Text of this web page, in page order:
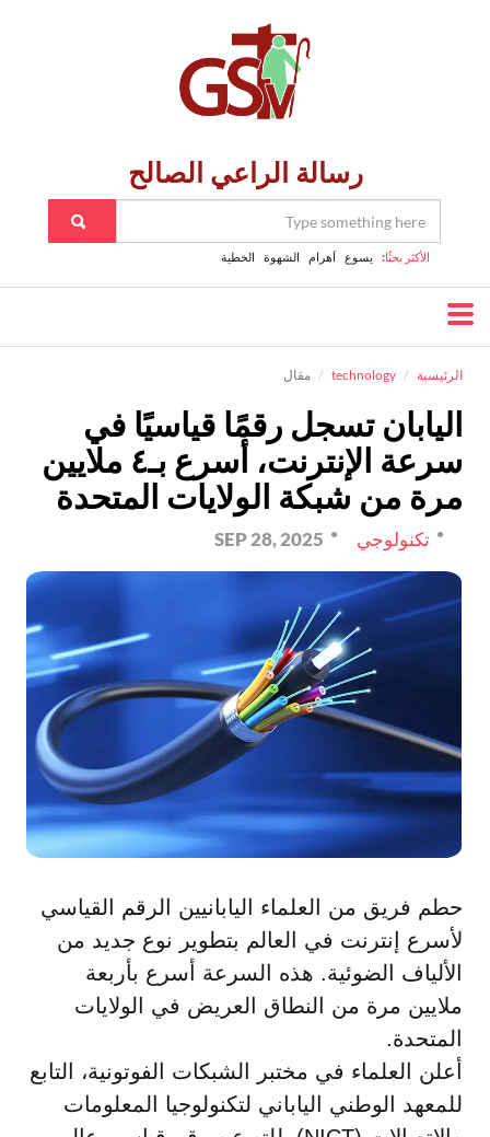
رسالة الراعي الصالح
الأكثر بحثًا: يسوع اَهرام الشهوة الخطية
الرئيسية technology مقال
اليابان تسجل رقمًا قياسيًا في
سرعة الإنترنت، أسرع بـ٤ ملايين
مرة من شبكة الولايات المتحدة
تكنولوجي SEP 28, 2025
حطم فريق من العلماء اليابانيين الرقم القياسي
لأسرع إنترنت في العالم بتطوير نوع جديد من
الألياف الضوئية. هذه السرعة أسرع بأربعة
ملايين مرة من النطاق العريض في الولايات
المتحدة.
أعلن العلماء في مختبر الشبكات الفوتونية، التابع
للمعهد الوطني الياباني لتكنولوجيا المعلومات